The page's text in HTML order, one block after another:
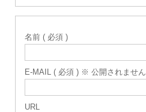
名前 ( 必須 )
E-MAIL ( 必須 ) ※ 公開されません
URL